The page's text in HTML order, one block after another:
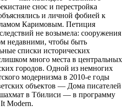
снос и перестройка
и личной фобией к
Каримовым. Петиция
не возымела: сооружения
недавними, чтобы быть
списки исторических
много места в центральных
городов. Одной из немногих
модернизма в 2010-е годы
объектов — Дома писателей
в Тбилиси — в программу
Modern.